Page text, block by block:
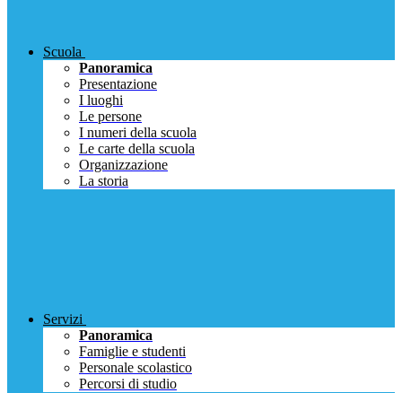
Scuola
Panoramica
Presentazione
I luoghi
Le persone
I numeri della scuola
Le carte della scuola
Organizzazione
La storia
Servizi
Panoramica
Famiglie e studenti
Personale scolastico
Percorsi di studio